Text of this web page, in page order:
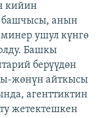
кийин
башчысы, анын
ушул күнгө
Башкы
берүүдөн
жөнүн айткысы
агенттиктин
жетектешкен